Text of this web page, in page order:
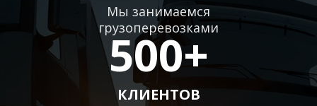
Мы занимаемся
грузоперевозками
500+
КЛИЕНТОВ